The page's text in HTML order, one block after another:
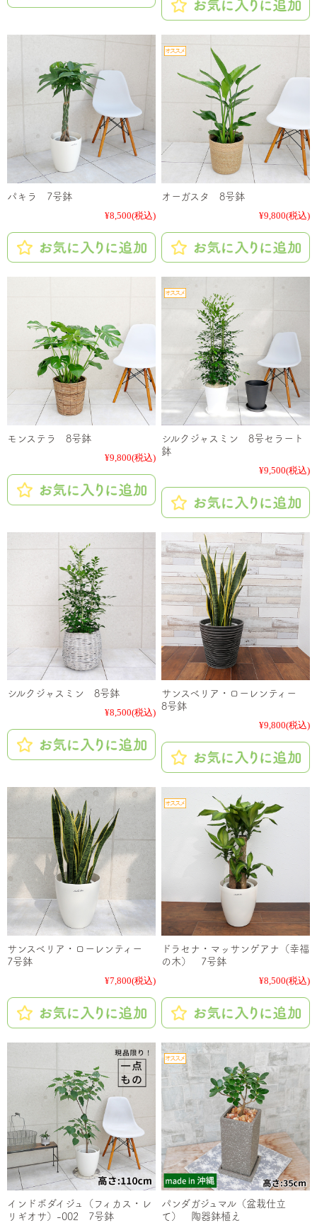
パキラ 7号鉢
¥8,500(税込)
オーガスタ 8号鉢
¥9,800(税込)
モンステラ 8号鉢
¥9,800(税込)
シルクジャスミン 8号セラート
鉢
¥9,500(税込)
シルクジャスミン 8号鉢
¥8,500(税込)
サンスベリア・ローレンティー
8号鉢
¥9,800(税込)
サンスベリア・ローレンティー
7号鉢
¥7,800(税込)
ドラセナ・マッサンゲアナ（幸福
の木） 7号鉢
¥8,500(税込)
インドボダイジュ（フィカス・レ
リギオサ）-002 7号鉢
パンダガジュマル（盆栽仕立
て） 陶器鉢植え